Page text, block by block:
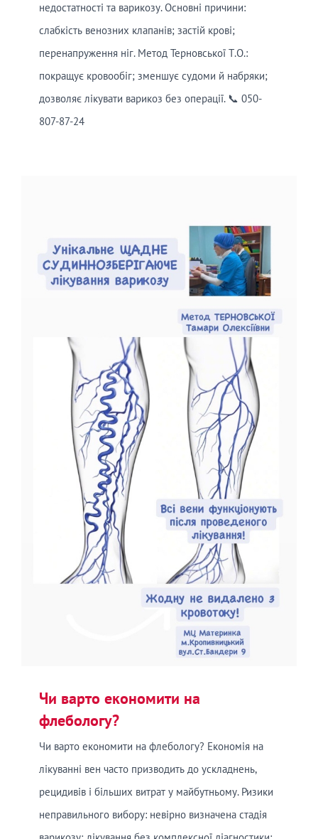
недостатності та варикозу. Основні причини:
слабкість венозних клапанів; застій крові;
перенапруження ніг. Метод Терновської Т.О.:
покращує кровообіг; зменшує судоми й набряки;
дозволяє лікувати варикоз без операції. 📞 050-
807-87-24
Чи варто економити на
флебологу?
Чи варто економити на флебологу? Економія на
лікуванні вен часто призводить до ускладнень,
рецидивів і більших витрат у майбутньому. Ризики
неправильного вибору: невірно визначена стадія